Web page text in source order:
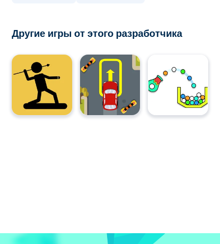
Другие игры от этого разработчика